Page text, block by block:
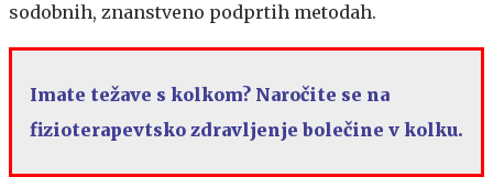
sodobnih, znanstveno podprtih metodah.
Imate težave s kolkom? Naročite se na
fizioterapevtsko zdravljenje bolečine v kolku.